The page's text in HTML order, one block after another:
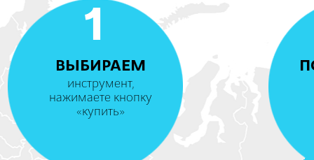
1
ВЫБИРАЕМ
инструмент,
нажимаете кнопку
«купить»